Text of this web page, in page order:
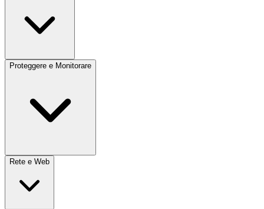
Proteggere e Monitorare
Rete e Web